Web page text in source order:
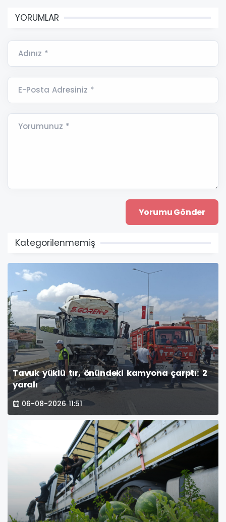
YORUMLAR
Adınız *
E-Posta Adresiniz *
Yorumunuz *
Kategorilenmemiş
Tavuk yüklü tır, önündeki kamyona çarptı: 2
yaralı
06-08-2026 11:51